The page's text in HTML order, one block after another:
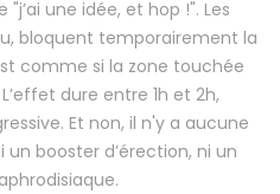
une idée, et hop !". Les
bloquent temporairement la
comme si la zone touchée
dure entre 1h et 2h,
Et non, il n'y a aucune
un booster d’érection, ni un